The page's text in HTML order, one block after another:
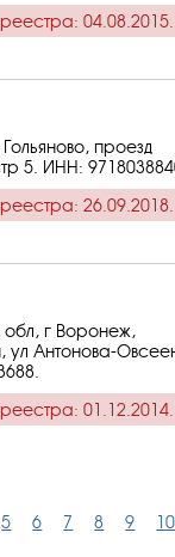
04.08.2015.
проезд
5. ИНН:
26.09.2018.
г Воронеж,
ул Антонова-
01.12.2014.
5 6 7 8 9 10